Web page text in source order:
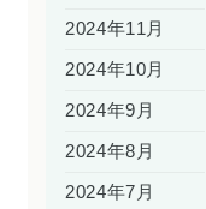
2024年11月
2024年10月
2024年9月
2024年8月
2024年7月